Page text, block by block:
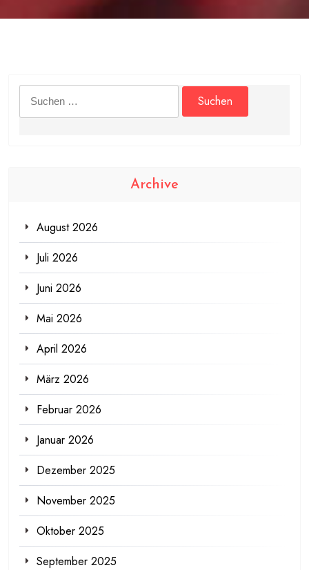
Archive
August 2026
Juli 2026
Juni 2026
Mai 2026
April 2026
März 2026
Februar 2026
Januar 2026
Dezember 2025
November 2025
Oktober 2025
September 2025